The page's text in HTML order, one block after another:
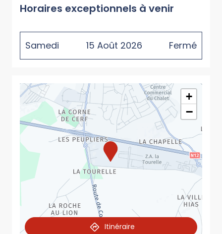
Horaires exceptionnels à venir
Samedi 15 Août 2026 Fermé
+
−
Itinéraire